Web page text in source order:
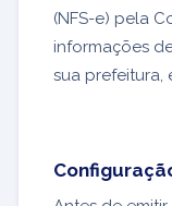
(NFS-e) pela
informações
sua prefeitura,